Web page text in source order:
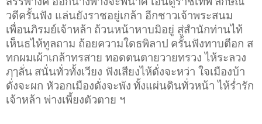
วดีครั้นฟัง แล่นยังราชอยู่เกล้า อีกชาวเจ้าพระสนม
เพื่อนภิรมย์เจ้าหล้า ถ้วนหน้าหาบมิอยู่ สู่สำนักท่านไท้
เห็นธไห้ทูลถาม ถ้อยความใดธพิลาป ครั้นฟังทาบตีอก ส
ทกผมเผ้าเกล้าทรสาย ทอดตนตายวายทรวง ไห้ระลวง
ฦๅลั่น สนั่นทั่วทั้งเวียง ฟังเสียงไห้ดั่งจะหว่า ใจเมืองบ้า
ดั่งจะผก หัวอกเมืองดั่งจะพัง ทั้งแผ่นดินทั่วหน้า ไห้ร่ำรัก
เจ้าหล้า พ่างเพี้ยงตัวตาย ฯ